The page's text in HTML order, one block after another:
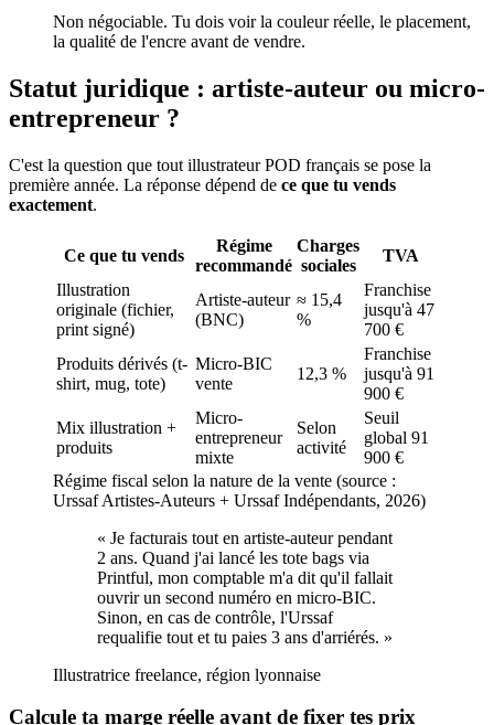
Non négociable. Tu dois voir la couleur réelle, le placement,
la qualité de l'encre avant de vendre.
Statut juridique : artiste-auteur ou micro-
entrepreneur ?
C'est la question que tout illustrateur POD français se pose la
première année. La réponse dépend de ce que tu vends
exactement.
Ce que tu vends
Régime
recommandé
Charges
sociales
TVA
Illustration
originale (fichier,
print signé)
Artiste-auteur
(BNC)
≈ 15,4
%
Franchise
jusqu'à 47
700 €
Produits dérivés (t-
shirt, mug, tote)
Micro-BIC
vente
12,3 %
Franchise
jusqu'à 91
900 €
Mix illustration +
produits
Micro-
entrepreneur
mixte
Selon
activité
Seuil
global 91
900 €
Régime fiscal selon la nature de la vente (source :
Urssaf Artistes-Auteurs + Urssaf Indépendants, 2026)
« Je facturais tout en artiste-auteur pendant
2 ans. Quand j'ai lancé les tote bags via
Printful, mon comptable m'a dit qu'il fallait
ouvrir un second numéro en micro-BIC.
Sinon, en cas de contrôle, l'Urssaf
requalifie tout et tu paies 3 ans d'arriérés. »
Illustratrice freelance, région lyonnaise
Calcule ta marge réelle avant de fixer tes prix